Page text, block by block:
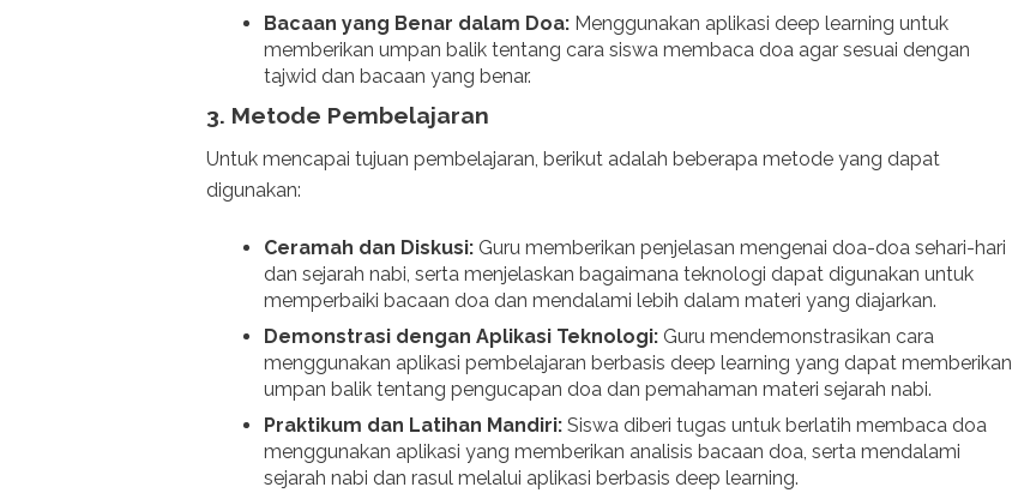
Bacaan yang Benar dalam Doa: Menggunakan aplikasi deep learning untuk
memberikan umpan balik tentang cara siswa membaca doa agar sesuai dengan
tajwid dan bacaan yang benar.
3. Metode Pembelajaran
Untuk mencapai tujuan pembelajaran, berikut adalah beberapa metode yang dapat
digunakan:
Ceramah dan Diskusi: Guru memberikan penjelasan mengenai doa-doa sehari-hari
dan sejarah nabi, serta menjelaskan bagaimana teknologi dapat digunakan untuk
memperbaiki bacaan doa dan mendalami lebih dalam materi yang diajarkan.
Demonstrasi dengan Aplikasi Teknologi: Guru mendemonstrasikan cara
menggunakan aplikasi pembelajaran berbasis deep learning yang dapat memberikan
umpan balik tentang pengucapan doa dan pemahaman materi sejarah nabi.
Praktikum dan Latihan Mandiri: Siswa diberi tugas untuk berlatih membaca doa
menggunakan aplikasi yang memberikan analisis bacaan doa, serta mendalami
sejarah nabi dan rasul melalui aplikasi berbasis deep learning.